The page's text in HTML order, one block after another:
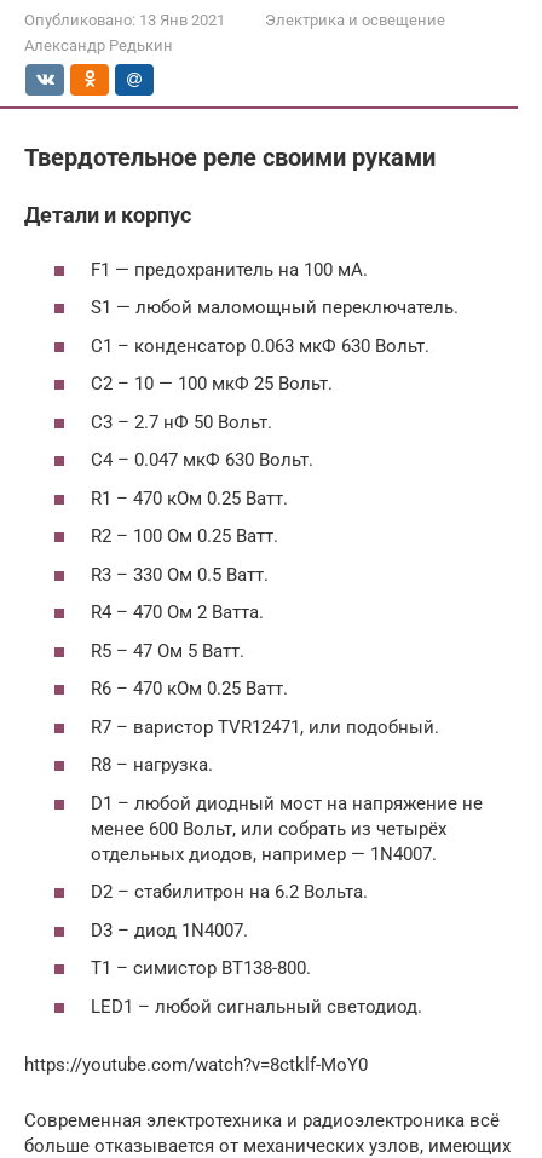
Опубликовано: 13 Янв 2021
Электрика и освещение
Александр Редькин
Твердотельное реле своими руками
Детали и корпус
F1 — предохранитель на 100 мА.
S1 — любой маломощный переключатель.
C1 – конденсатор 0.063 мкФ 630 Вольт.
C2 – 10 — 100 мкФ 25 Вольт.
C3 – 2.7 нФ 50 Вольт.
C4 – 0.047 мкФ 630 Вольт.
R1 – 470 кОм 0.25 Ватт.
R2 – 100 Ом 0.25 Ватт.
R3 – 330 Ом 0.5 Ватт.
R4 – 470 Ом 2 Ватта.
R5 – 47 Ом 5 Ватт.
R6 – 470 кОм 0.25 Ватт.
R7 – варистор TVR12471, или подобный.
R8 – нагрузка.
D1 – любой диодный мост на напряжение не
менее 600 Вольт, или собрать из четырёх
отдельных диодов, например — 1N4007.
D2 – стабилитрон на 6.2 Вольта.
D3 – диод 1N4007.
T1 – симистор ВТ138-800.
LED1 – любой сигнальный светодиод.
https://youtube.com/watch?v=8ctklf-MoY0
Современная электротехника и радиоэлектроника всё
больше отказывается от механических узлов, имеющих